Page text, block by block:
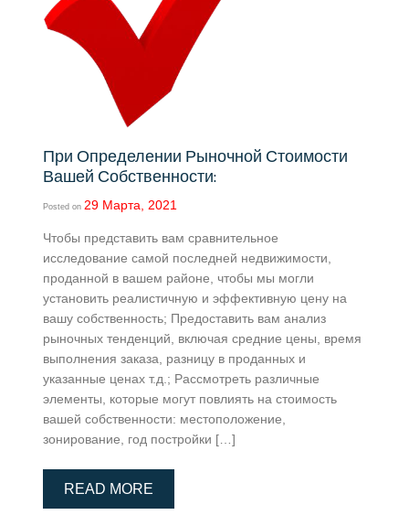
При Определении Рыночной Стоимости
Вашей Собственности:
Posted on 29 Марта, 2021
Чтобы представить вам сравнительное
исследование самой последней недвижимости,
проданной в вашем районе, чтобы мы могли
установить реалистичную и эффективную цену на
вашу собственность; Предоставить вам анализ
рыночных тенденций, включая средние цены, время
выполнения заказа, разницу в проданных и
указанные ценах т.д.; Рассмотреть различные
элементы, которые могут повлиять на стоимость
вашей собственности: местоположение,
зонирование, год постройки […]
READ MORE